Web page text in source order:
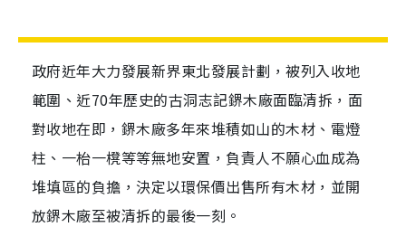
政府近年大力發展新界東北發展計劃，被列入收地
範圍、近70年歷史的古洞志記鎅木廠面臨清拆，面
對收地在即，鎅木廠多年來堆積如山的木材、電燈
柱、一枱一櫈等等無地安置，負責人不願心血成為
堆填區的負擔，決定以環保價出售所有木材，並開
放鎅木廠至被清拆的最後一刻。